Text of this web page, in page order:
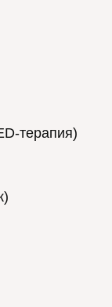
терапия)